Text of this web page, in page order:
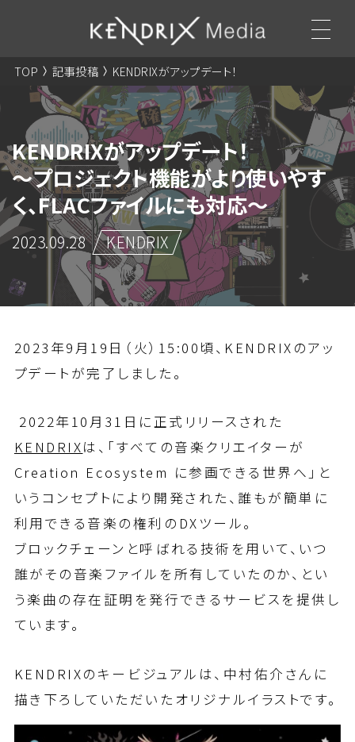
TOP 記事投稿
KENDRIXがアップデート！
～プロジェクト機能がより使いやすく、FLACファイルにも対応～
KENDRIXがアップデート！
～プロジェクト機能がより使いやす
く、FLACファイルにも対応～
2023.09.28 KENDRIX
2023年9月19日（火）15:00頃、KENDRIXのアッ
プデートが完了しました。
2022年10月31日に正式リリースされた
KENDRIXは、「すべての音楽クリエイターが
Creation Ecosystem に参画できる世界へ」と
いうコンセプトにより開発された、誰もが簡単に
利用できる音楽の権利のDXツール。
ブロックチェーンと呼ばれる技術を用いて、いつ
誰がその音楽ファイルを所有していたのか、とい
う楽曲の存在証明を発行できるサービスを提供し
ています。
KENDRIXのキービジュアルは、中村佑介さんに
描き下ろしていただいたオリジナルイラストです。